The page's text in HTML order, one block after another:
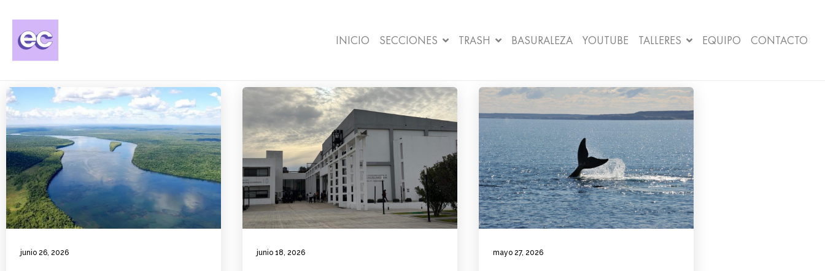
INICIO SECCIONES TRASH BASURALEZA YOUTUBE TALLERES EQUIPO CONTACTO
junio 26, 2026 junio 18, 2026 mayo 27, 2026